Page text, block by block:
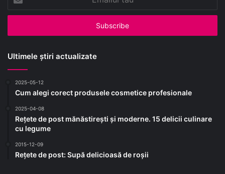
tău
Ultimele știri actualizate
2025-05-12
Cum alegi corect produsele cosmetice profesionale
2025-04-08
Rețete de post mănăstirești și moderne. 15 delicii culinare
cu legume
2015-12-09
Rețete de post: Supă delicioasă de roșii